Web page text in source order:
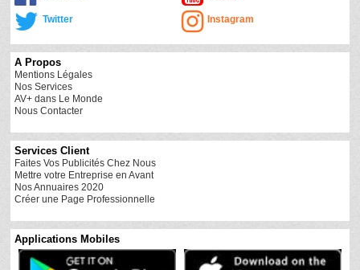
Twitter Instagram
A Propos
Mentions Légales
Nos Services
AV+ dans Le Monde
Nous Contacter
Services Client
Faites Vos Publicités Chez Nous
Mettre votre Entreprise en Avant
Nos Annuaires 2020
Créer une Page Professionnelle
Applications Mobiles